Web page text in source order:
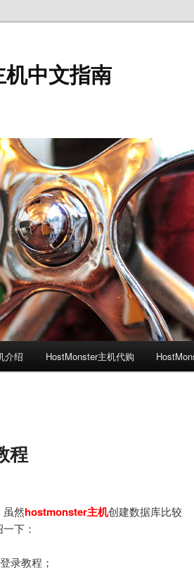
中文指南
介绍 HostMonster主机代购
程
虽然hostmonster主机创建数据库比较
下：
录教程；